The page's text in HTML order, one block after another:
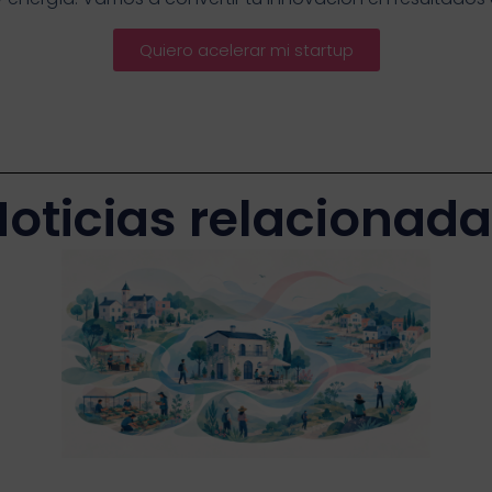
Quiero acelerar mi startup